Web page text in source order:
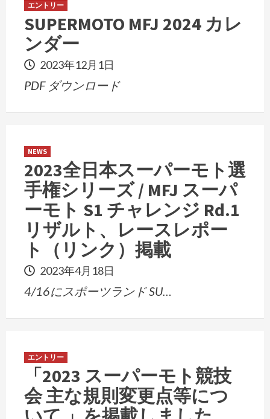
エントリー
SUPERMOTO MFJ 2024 カレ
ンダー
2023年12月1日
PDF ダウンロード
NEWS
2023全日本スーパーモト選
手権シリーズ / MFJ スーパ
ーモト S1 チャレンジ Rd.1
リザルト、レースレポー
ト（リンク）掲載
2023年4月18日
4/16にスポーツランド SU…
エントリー
「2023 スーパーモト競技
会 主な規則変更点等につ